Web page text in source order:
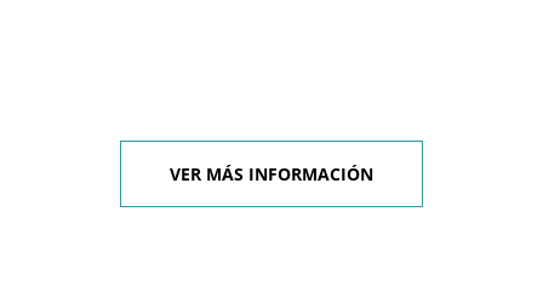
VER MÁS INFORMACIÓN